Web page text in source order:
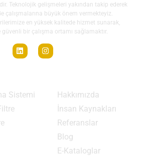
Teknolojik gelişmeleri yakından takip ederek
çalışmalarına büyük önem vermekteyiz.
en yüksek kalitede hizmet sunarak,
bir çalışma ortamı sağlamaktır.
Sistemi
Hakkımızda
İnsan Kaynakları
Referanslar
Blog
E-Kataloglar